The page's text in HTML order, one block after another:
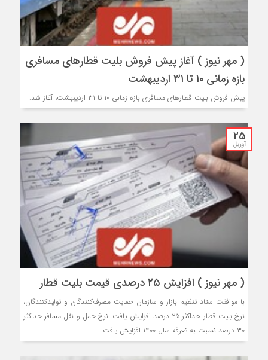
( مهر نیوز ) آغاز پیش فروش بلیت قطارهای مسافری
بازه زمانی ۱۰ تا ۳۱ اردیبهشت
پیش فروش بلیت قطارهای مسافری بازه زمانی ۱۰ تا ۳۱ اردیبهشت، آغاز شد.
25
آوریل
( مهر نیوز ) افزایش ۲۵ درصدی قیمت بلیت قطار
با موافقت ستاد تنظیم بازار و سازمان حمایت مصرف‌کنندگان و تولیدکنندگان،
نرخ بلیت قطار حداکثر ۲۵ درصد افزایش یافت. نرخ حمل و نقل مسافر حداکثر
۳۰ درصد نسبت به تعرفه سال ۱۴۰۰ افزایش یافت.